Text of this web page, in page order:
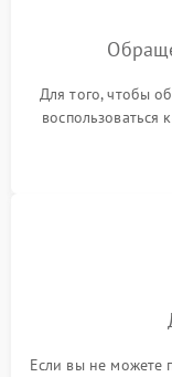
Для того, чтобы
воспользоваться
или
Если вы не можете